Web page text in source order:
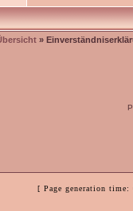
»
[ Page generation